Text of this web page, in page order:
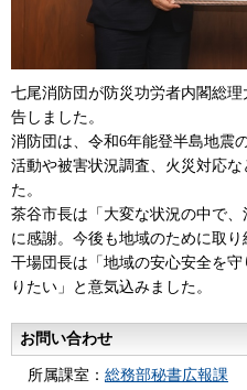
七尾消防団が防災功労者内閣総
告しました。
消防団は、令和6年能登半島地震
活動や被害状況調査、火災対応
た。
茶谷市長は「大変な状況の中で
に感謝。今後も地域のために取り
干場団長は「地域の安心安全を
りたい」と意気込みました。
お問い合わせ
所属課室： 総務部秘書広報課